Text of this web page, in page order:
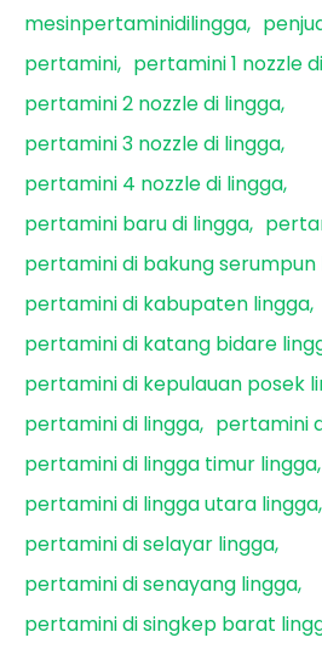
mesinpertaminidilingga
pertamini
pertamini 1 nozzle
pertamini 2 nozzle di lingga
pertamini 3 nozzle di lingga
pertamini 4 nozzle di lingga
pertamini baru di lingga
pertamini di bakung serumpun
pertamini di kabupaten lingga
pertamini di katang bidare
pertamini di kepulauan posek
pertamini di lingga
pertamini
pertamini di lingga timur lingga
pertamini di lingga utara lingga
pertamini di selayar lingga
pertamini di senayang lingga
pertamini di singkep barat